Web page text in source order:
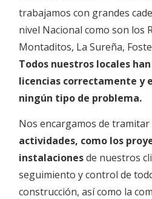
trabajamos con grandes
nivel Nacional como son los
Montaditos, La Sureña,
Todos nuestros locales
licencias correctamente y
ningún tipo de problema.
Nos encargamos de
actividades, como los
instalacionesde nuestros
seguimiento y control de
construcción, así como la